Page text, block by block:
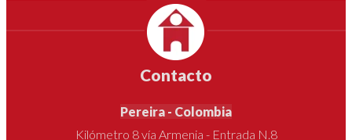
Contacto
Pereira - Colombia
Kilómetro 8 vía Armenia - Entrada N.8